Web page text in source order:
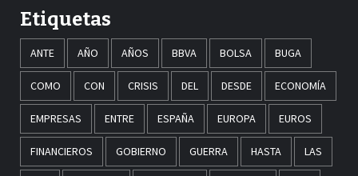
Etiquetas
ANTE AÑO AÑOS BBVA BOLSA BUGA
COMO CON CRISIS DEL DESDE ECONOMÍA
EMPRESAS ENTRE ESPAÑA EUROPA EUROS
FINANCIEROS GOBIERNO GUERRA HASTA LAS